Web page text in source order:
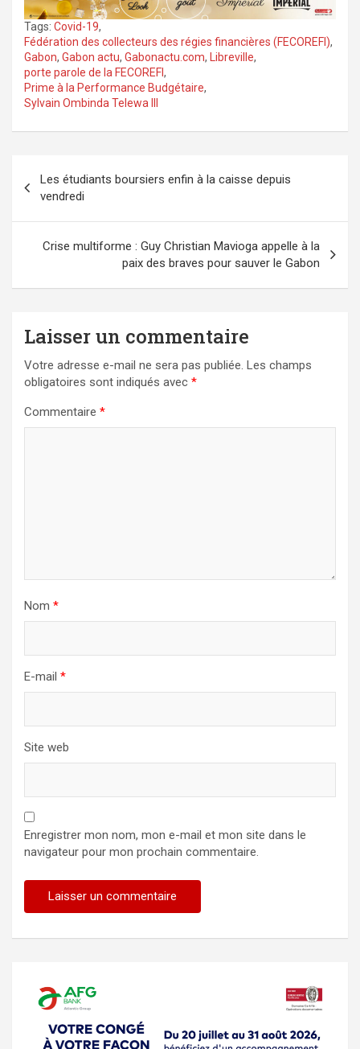
Tags: Covid-19,
Fédération des collecteurs des régies financières (FECOREFI),
Gabon, Gabon actu, Gabonactu.com, Libreville,
porte parole de la FECOREFI,
Prime à la Performance Budgétaire,
Sylvain Ombinda Telewa III
de
l’article
Les étudiants boursiers enfin à la caisse depuis
vendredi
Crise multiforme : Guy Christian Mavioga appelle à la
paix des braves pour sauver le Gabon
Laisser un commentaire
Votre adresse e-mail ne sera pas publiée. Les champs
obligatoires sont indiqués avec *
Commentaire *
Nom *
E-mail *
Site web
Enregistrer mon nom, mon e-mail et mon site dans le
navigateur pour mon prochain commentaire.